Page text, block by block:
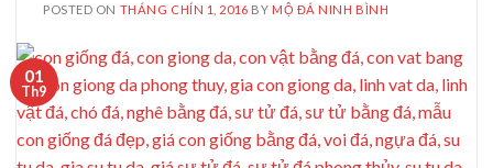
POSTED ON THÁNG CHÍN 1, 2016 BY MỘ ĐÁ NINH BÌNH
01
Th9